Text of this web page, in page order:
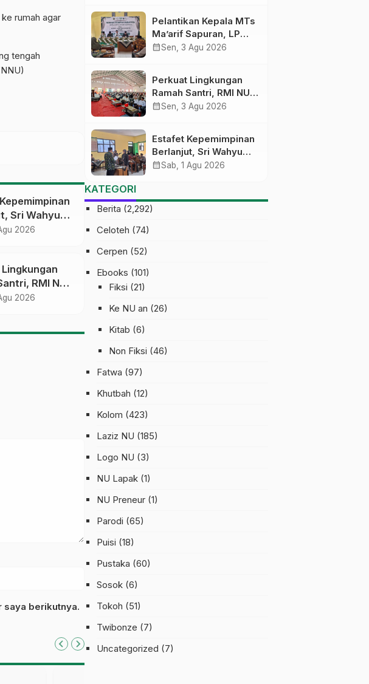
rumah agar
tengah
Sri Wahyu
Resmi
2026
RMI NU
2026
saya berikutnya.
Pelantikan Kepala MTs
Ma’arif Sapuran, LP
Ma’arif NU Wonosobo
Kepemimpinan
Nahdliyah
calendar_monthSen, 3 Agu 2026
Perkuat Lingkungan
Ramah Santri, RMI NU
Gelar ‘Sambang
calendar_monthSen, 3 Agu 2026
Estafet Kepemimpinan
Berlanjut, Sri Wahyu
Susilowati Resmi
calendar_monthSab, 1 Agu 2026
KATEGORI
Berita (2,292)
Celoteh (74)
Cerpen (52)
Ebooks (101)
Fiksi (21)
Ke NU an (26)
Kitab (6)
Non Fiksi (46)
Fatwa (97)
Khutbah (12)
Kolom (423)
Laziz NU (185)
Logo NU (3)
NU Lapak (1)
NU Preneur (1)
Parodi (65)
Puisi (18)
Pustaka (60)
Sosok (6)
Tokoh (51)
Twibonze (7)
Uncategorized (7)